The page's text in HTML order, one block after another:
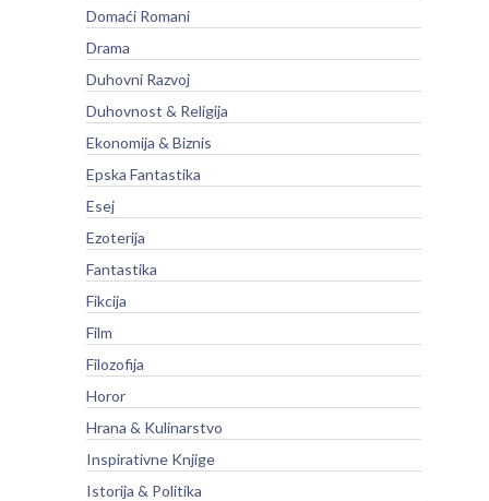
Domaći Romani
Drama
Duhovni Razvoj
Duhovnost & Religija
Ekonomija & Biznis
Epska Fantastika
Esej
Ezoterija
Fantastika
Fikcija
Film
Filozofija
Horor
Hrana & Kulinarstvo
Inspirativne Knjige
Istorija & Politika